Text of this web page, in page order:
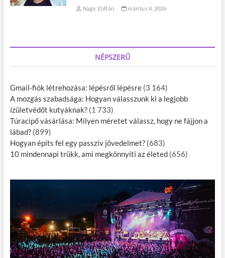
Nagy Zoltán március 4, 2026
NÉPSZERŰ
Gmail-fiók létrehozása: lépésről lépésre (3 164)
A mozgás szabadsága: Hogyan válasszunk ki a legjobb
ízületvédőt kutyáknak? (1 733)
Túracipő vásárlása: Milyen méretet válassz, hogy ne fájjon a
lábad? (899)
Hogyan építs fel egy passzív jövedelmet? (683)
10 mindennapi trükk, ami megkönnyíti az életed (656)